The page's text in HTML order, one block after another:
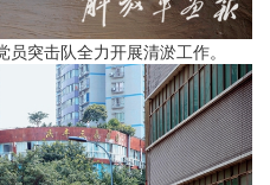
突击队全力开展清淤工作。